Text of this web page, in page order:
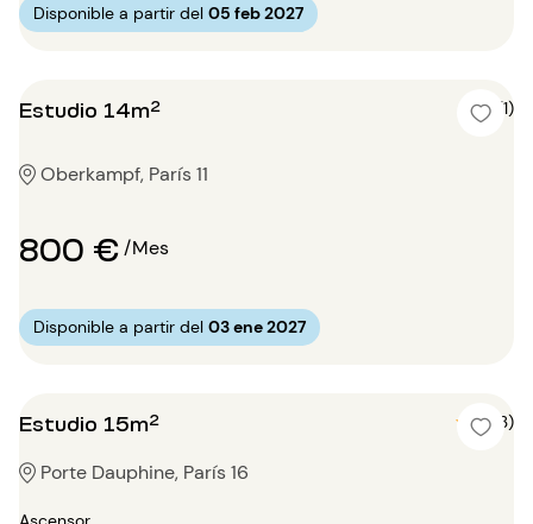
Disponible a partir del 05 feb 2027
Estudio 14m² 4 (1)
Oberkampf, París 11
800 €/Mes
Disponible a partir del 03 ene 2027
Estudio 15m² 5 (3)
Porte Dauphine, París 16